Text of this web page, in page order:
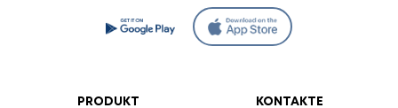
PRODUKT KONTAKTE